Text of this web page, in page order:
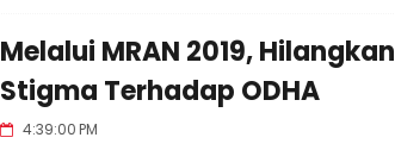
Melalui MRAN 2019, Hilangkan
Stigma Terhadap ODHA
4:39:00 PM